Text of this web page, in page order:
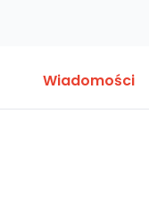
Wiadomości